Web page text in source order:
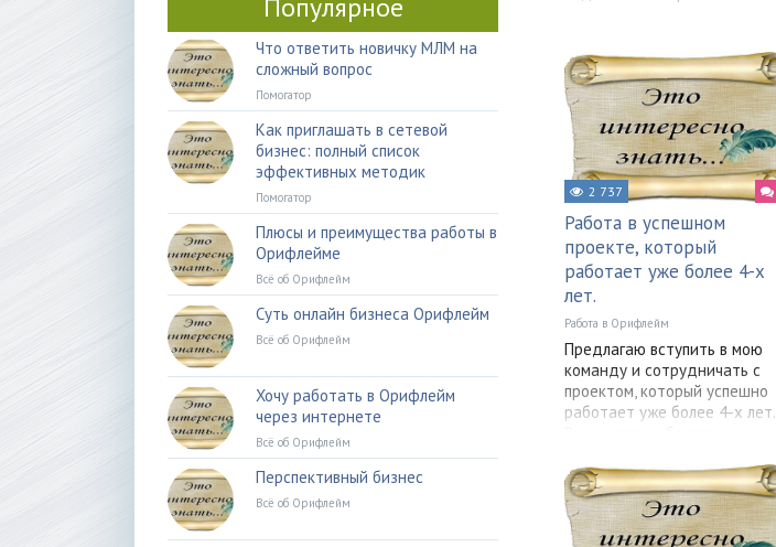
Популярное
Что ответить новичку МЛМ на
сложный вопрос
Помогатор
Как приглашать в сетевой
бизнес: полный список
эффективных методик
Помогатор
Плюсы и преимущества работы в
Орифлейме
Всё об Орифлейм
Суть онлайн бизнеса Орифлейм
Всё об Орифлейм
Хочу работать в Орифлейм
через интернете
Всё об Орифлейм
Перспективный бизнес
Всё об Орифлейм
2 737
Работа в успешном
проекте, который
работает уже более 4-х
лет.
Работа в Орифлейм
Предлагаю вступить в мою
команду и сотрудничать с
проектом, который успешно
работает уже более 4-х лет.